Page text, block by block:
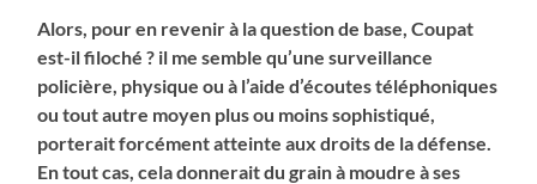
Alors, pour en revenir à la question de base, Coupat
est-il filoché ? il me semble qu’une surveillance
policière, physique ou à l’aide d’écoutes téléphoniques
ou tout autre moyen plus ou moins sophistiqué,
porterait forcément atteinte aux droits de la défense.
En tout cas, cela donnerait du grain à moudre à ses